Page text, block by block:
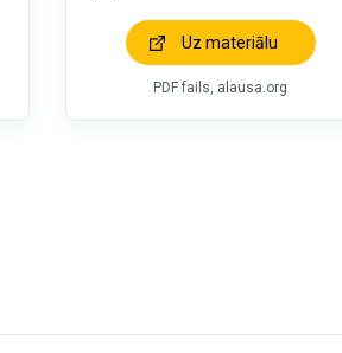
Uz materiālu
PDF fails, alausa.org